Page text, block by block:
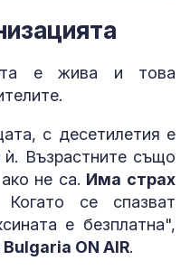
е жива и това
с десетилетия е
ѝ. Възрастните също
не са. Има страх
Когато се спазват
е безплатна",
Bulgaria ON AIR.